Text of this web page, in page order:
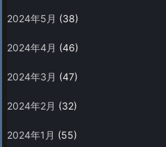
2024年5月 (38)
2024年4月 (46)
2024年3月 (47)
2024年2月 (32)
2024年1月 (55)